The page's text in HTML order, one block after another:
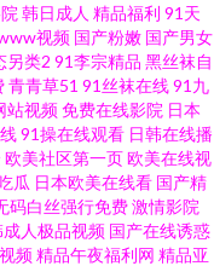
韩日成人 精品福利 91天
视频 国产粉嫩 国产男女
另类2 91李宗精品 黑丝袜自
青青草51 91丝袜在线91九
站视频免费在线影院 日本
91操在线观看 日韩在线播
欧美社区第一页欧美在线视
瓜 日本欧美在线看 国产精
码白丝强行免费激情影院
成人极品视频 国产在线诱惑
频精品午夜福利网 精品亚